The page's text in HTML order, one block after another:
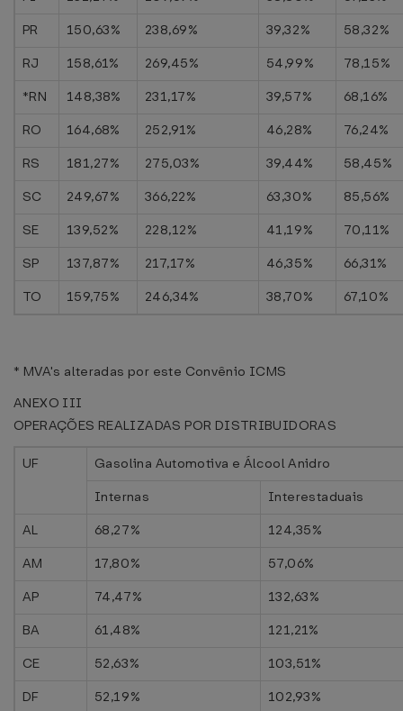
PR
150,63% 238,69% 39,32%
58,32%
RJ
158,61% 269,45% 54,99%
78,15%
*RN
148,38% 231,17% 39,57%
68,16%
RO
164,68% 252,91% 46,28%
76,24%
RS
181,27% 275,03% 39,44%
58,45%
SC
249,67% 366,22% 63,30%
85,56%
SE
139,52% 228,12% 41,19%
70,11%
SP
137,87% 217,17% 46,35%
66,31%
TO
159,75% 246,34% 38,70% 67,10%
* MVA's alteradas por este Convênio ICMS
ANEXO III
OPERAÇÕES REALIZADAS POR DISTRIBUIDORAS
UF
Gasolina Automotiva e Álcool Anidro
Internas
Interestaduais
AL
68,27%
124,35%
AM
17,80%
57,06%
AP
74,47%
132,63%
BA
61,48%
121,21%
CE
52,63%
103,51%
DF
52,19% 102,93%